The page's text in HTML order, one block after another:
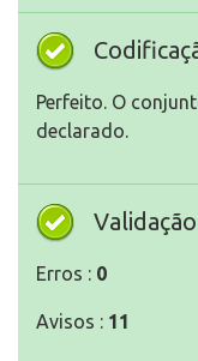
Perfeito. O
declarado.
Erros : 0
Avisos : 11